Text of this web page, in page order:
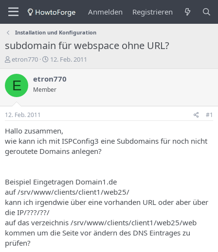
Anmelden Registrieren
Installation und Konfiguration
subdomain für webspace ohne URL?
E
s
e
e
r
d
e
s
e
m
s
etron770
E
s
e
n
s
d
u
m
12. Feb. 2011
E etron770
Member
12. Feb. 2011 #1
Hallo zusammen,
wie kann ich mit ISPConfig3 eine Subdomains für noch nicht
geroutete Domains anlegen?
Beispiel Eingetragen Domain1.de
auf /srv/www/clients/client1/web25/
kann ich irgendwie über eine vorhanden URL oder aber über
die IP/???/??/
auf das verzeichnis /srv/www/clients/client1/web25/web
kommen um die Seite vor ändern des DNS Eintrages zu
prüfen?